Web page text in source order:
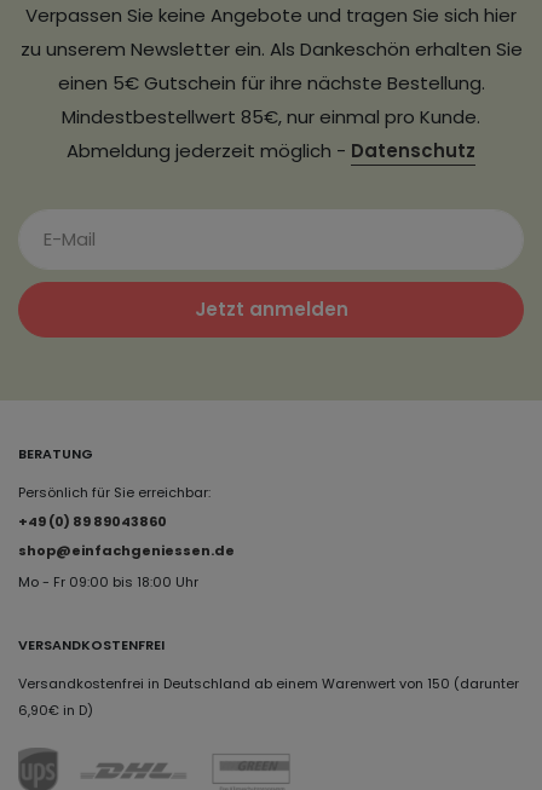
Verpassen Sie keine Angebote und tragen Sie sich hier
zu unserem Newsletter ein. Als Dankeschön erhalten Sie
einen 5€ Gutschein für ihre nächste Bestellung.
Mindestbestellwert 85€, nur einmal pro Kunde.
Abmeldung jederzeit möglich - Datenschutz
Jetzt anmelden
BERATUNG
Persönlich für Sie erreichbar:
+49 (0) 89 89043860
shop@einfachgeniessen.de
Mo - Fr 09:00 bis 18:00 Uhr
VERSANDKOSTENFREI
Versandkostenfrei in Deutschland ab einem Warenwert von 150 (darunter
6,90€ in D)